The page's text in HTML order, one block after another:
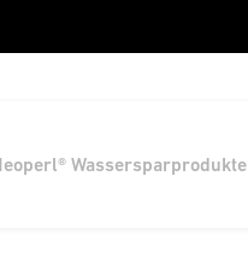
Wassersparprodukte